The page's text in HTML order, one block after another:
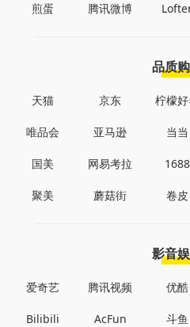
煎蛋 腾讯微博
品质
天猫 京东 柠檬
唯品会 亚马逊 当当
国美 网易考拉 1688
聚美 蘑菇街 卷皮
影音
爱奇艺 腾讯视频 优酷
Bilibili AcFun 斗鱼